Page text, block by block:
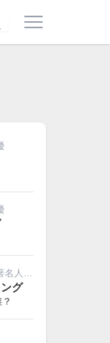
その他
グ